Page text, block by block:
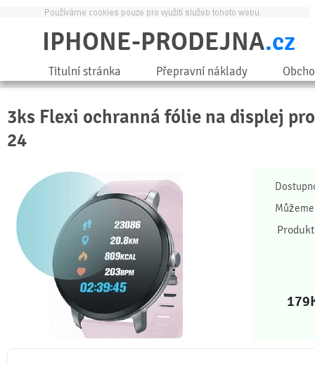
IPHONE-PRODEJNA.cz
Titulní stránka Přepravní náklady
3ks Flexi ochranná fólie na displej
24
179